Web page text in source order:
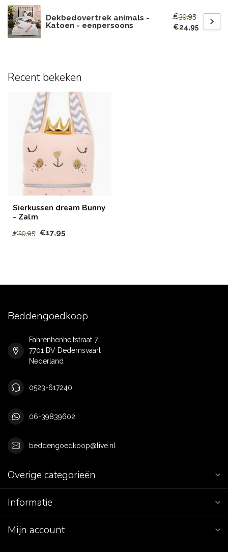
Dekbedovertrek animals -
Katoen - eenpersoons
€39,95
€24,95
Recent bekeken
Sierkussen dream Bunny
- Zalm
€29,95 €17,95
Beddengoedkoop
Fahrenhenheitstraat 7
7701 BV Dedemsvaart
Nederland
0523-617240
06-39839602
beddengoedkoop@live.nl
Overige categorieën
Informatie
Mijn account